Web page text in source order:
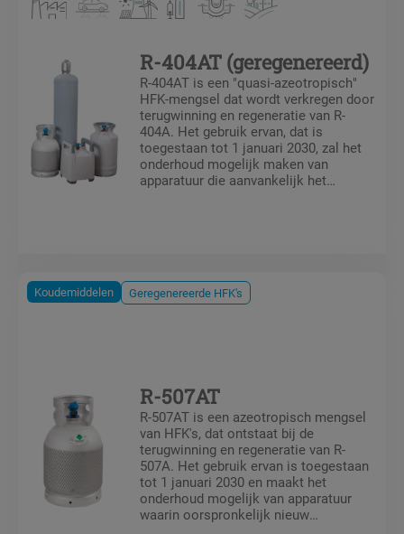
R-404AT (geregenereerd)
R-404AT is een "quasi-azeotropisch"
HFK-mengsel dat wordt verkregen door
terugwinning en regeneratie van R-
404A. Het gebruik ervan, dat is
toegestaan tot 1 januari 2030, zal het
onderhoud mogelijk maken van
apparatuur die aanvankelijk het
Koudemiddelen Geregenereerde HFK's
R-507AT
R-507AT is een azeotropisch mengsel
van HFK's, dat ontstaat bij de
terugwinning en regeneratie van R-
507A. Het gebruik ervan is toegestaan
tot 1 januari 2030 en maakt het
onderhoud mogelijk van apparatuur
waarin oorspronkelijk nieuw